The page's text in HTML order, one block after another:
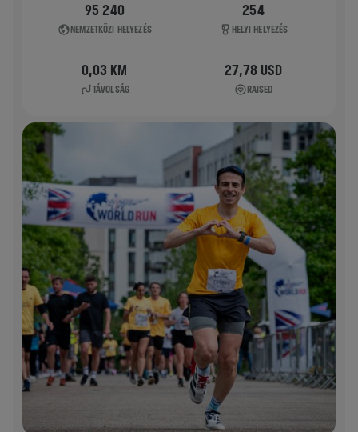
95 240
NEMZETKÖZI HELYEZÉS
254
HELYI HELYEZÉS
0,03 KM
TÁVOLSÁG
27,78 USD
RAISED